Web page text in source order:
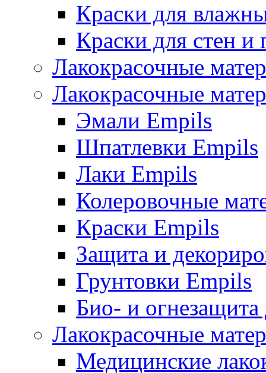
Краски для
Краски для стен и
Лакокрасочные
Лакокрасочные
Эмали Empils
Шпатлевки Empils
Лаки Empils
Колеровочные
Краски Empils
Защита и
Грунтовки Empils
Био- и
Лакокрасочные
Медицинские